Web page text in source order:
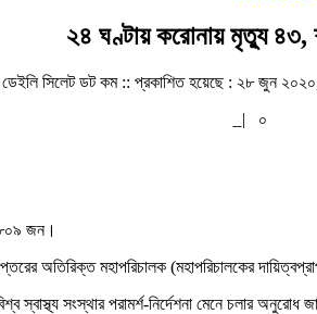
২৪ ঘণ্টায় করোনায় মৃত্যু
ডেইলি সিলেট ডট কম :: প্রকাশিত হয়েছে : ২৮ জুন
|
০
জন।
অতিরিক্ত মহাপরিচালক (মহাপরিচালকের
সংস্থার পরামর্শ-নির্দেশনা মেনে চলার অনুরোধ